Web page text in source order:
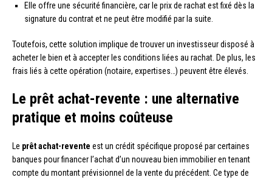
Elle offre une sécurité financière, car le prix de rachat est fixé dès la
signature du contrat et ne peut être modifié par la suite.
Toutefois, cette solution implique de trouver un investisseur disposé à
acheter le bien et à accepter les conditions liées au rachat. De plus, les
frais liés à cette opération (notaire, expertises…) peuvent être élevés.
Le prêt achat-revente : une alternative
pratique et moins coûteuse
Le prêt achat-revente est un crédit spécifique proposé par certaines
banques pour financer l’achat d’un nouveau bien immobilier en tenant
compte du montant prévisionnel de la vente du précédent. Ce type de